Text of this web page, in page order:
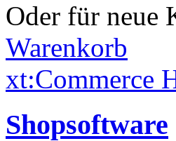
Oder für neue
Warenkorb
xt:Commerce
Shopsoftware